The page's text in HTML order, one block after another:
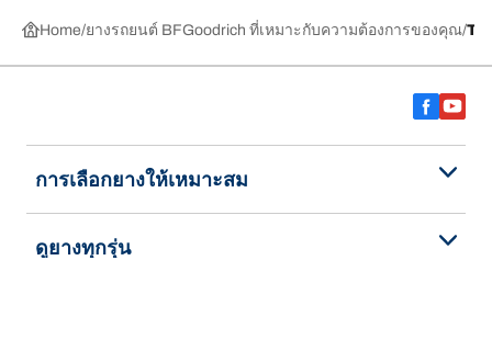
Home ยางรถยนต์ BFGoodrich ที่เหมาะกับความต้องการของคุณ
การเลือกยางให้เหมาะสม
ดูยางทุกรุ่น